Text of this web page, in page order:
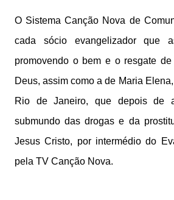
O Sistema Canção Nova de
cada sócio evangelizador que
promovendo o bem e o resgate
Deus, assim como a de Maria
Rio de Janeiro, que depois de
submundo das drogas e da
Jesus Cristo, por intermédio do
pela TV Canção Nova.